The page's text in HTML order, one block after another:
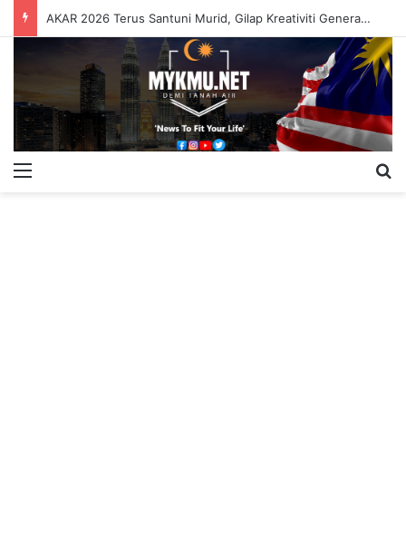
AKAR 2026 Terus Santuni Murid, Gilap Kreativiti Generasi Muda